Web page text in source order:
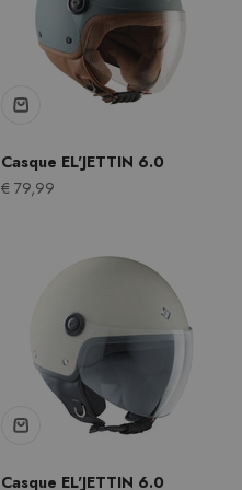
Casque EL'JETTIN 6.0
Prix après remise
€ 79,99
Casque EL'JETTIN 6.0